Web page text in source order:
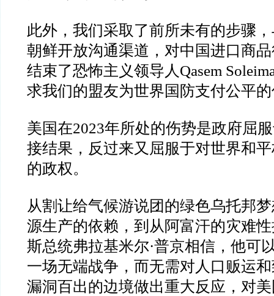
此外，我们采取了前所未有的步骤
朝鲜开放沟通渠道，对中国进口商
结束了恐怖主义领导人 Qasem
求我们的盟友为世界国防支付公平
美国在2023年所处的伤势是政府屈
接结果，反过来又屈服于对世界和
的政权。
从割让给气候游说团的绿色乌托邦
源生产的依赖，到从阿富汗的灾难
斯总统弗拉基米尔·普京相信，他可
一场无端战争，而无需对人口贩运
漏洞百出的边境做出重大反应，对